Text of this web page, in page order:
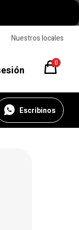
Escribinos
0
Nuestros locales